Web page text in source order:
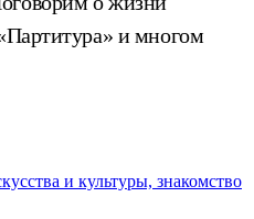
и многом
и культуры, знакомство